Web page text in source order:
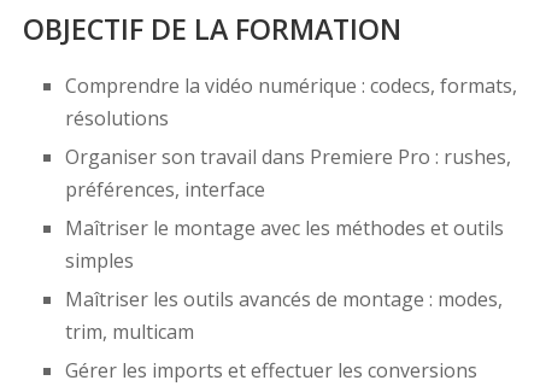
OBJECTIF DE LA FORMATION
Comprendre la vidéo numérique : codecs, formats,
résolutions
Organiser son travail dans Premiere Pro : rushes,
préférences, interface
Maîtriser le montage avec les méthodes et outils
simples
Maîtriser les outils avancés de montage : modes,
trim, multicam
Gérer les imports et effectuer les conversions